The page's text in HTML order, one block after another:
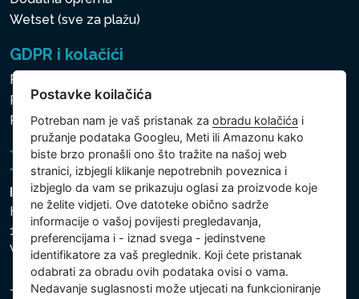
Wetset (sve za plažu)
GDPR i kolačići
Pravila zaštite osobnih i drugih obrađivanih podataka
Politika kolačića
Postavke koilačića
Intex Trading, s.r.o.
Hradecká 2526/3
130 00 Praha 3
Vinohrady - Česká republika
Tvrtka je registrirana pri Općinskom sudu u Pragu, Odjel
Postavke koilačića
Potreban nam je vaš pristanak zaobradu kolačića i
pružanje podataka Googleu, Meti ili Amazonu kako
biste brzo pronašli ono što tražite na našoj web
stranici, izbjegli klikanje nepotrebnih poveznica i
izbjeglo da vam se prikazuju oglasi za proizvode koje
ne želite vidjeti. Ove datoteke obično sadrže
informacije o vašoj povijesti pregledavanja,
preferencijama i - iznad svega - jedinstvene
identifikatore za vaš preglednik. Koji ćete pristanak
odabrati za obradu ovih podataka ovisi o vama.
Nedavanje suglasnosti može utjecati na funkcioniranje